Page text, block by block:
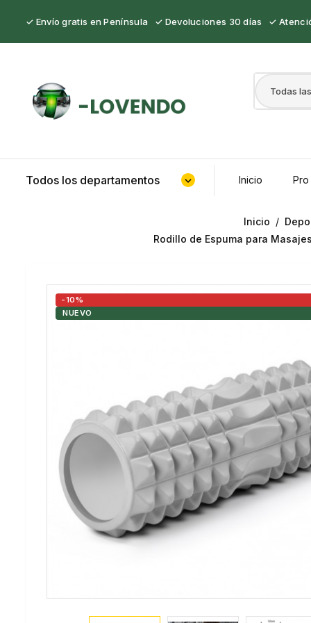
✓ Envío gratis en Península ✓ Devoluciones 30 días ✓
Inicio Pro
Todos los departamentos expand_more
Inicio
Rodillo de Espuma para
-10%
NUEVO